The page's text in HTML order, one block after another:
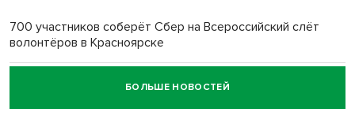
700 участников соберёт Сбер на Всероссийский слёт
волонтёров в Красноярске
Честный выбор: видеонаблюдение обеспечит
объективность результатов ЕДГ в Новосибирской
БОЛЬШЕ НОВОСТЕЙ